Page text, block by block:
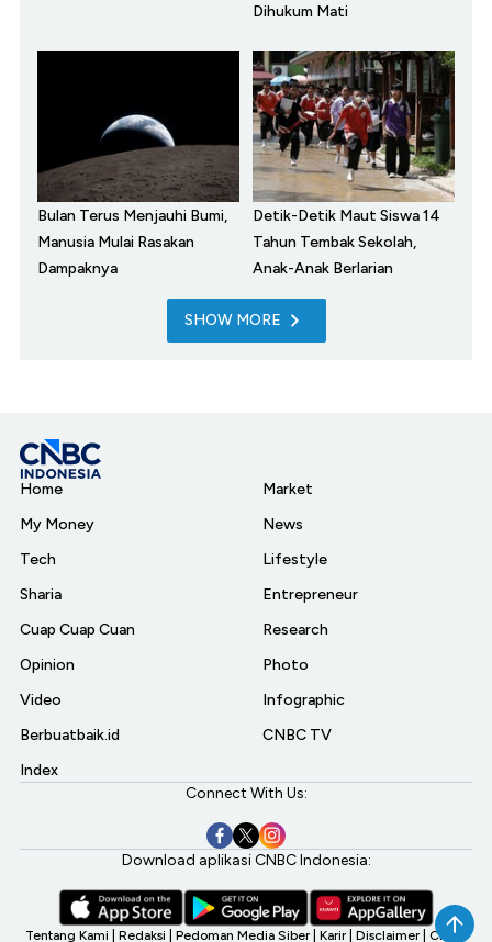
Dihukum Mati
Bulan Terus Menjauhi Bumi,
Manusia Mulai Rasakan
Dampaknya
Detik-Detik Maut Siswa 14
Tahun Tembak Sekolah,
Anak-Anak Berlarian
SHOW MORE
Home
My Money
Tech
Sharia
Cuap Cuap Cuan
Opinion
Video
Berbuatbaik.id
Index
Market
News
Lifestyle
Entrepreneur
Research
Photo
Infographic
CNBC TV
Connect With Us:
Download aplikasi CNBC Indonesia:
Tentang Kami Redaksi Pedoman Media Siber Karir Disclaimer CNBC